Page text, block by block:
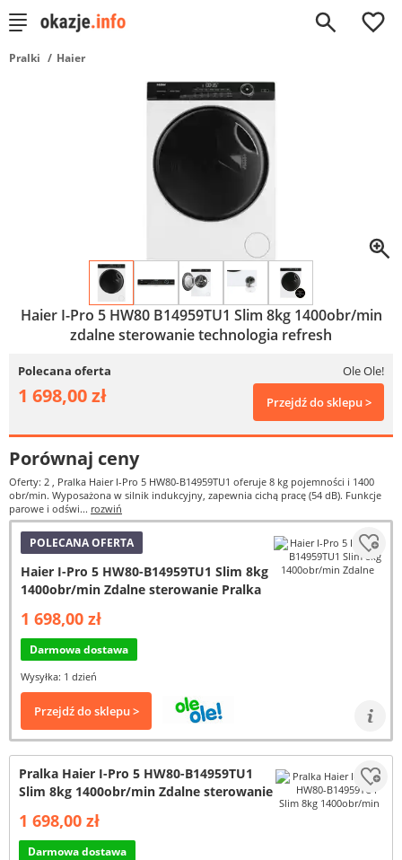
0
Pralki Haier
Haier I-Pro 5 HW80 B14959TU1 Slim 8kg 1400obr/min
zdalne sterowanie technologia refresh
Polecana oferta Ole Ole!
1 698,00 zł Przejdź do sklepu >
Porównaj ceny
Oferty: 2 , Pralka Haier I-Pro 5 HW80-B14959TU1 oferuje 8 kg pojemności i 1400
obr/min. Wyposażona w silnik indukcyjny, zapewnia cichą pracę (54 dB). Funkcje
parowe i odświ... rozwiń
POLECANA OFERTA
Haier I-Pro 5 HW80-B14959TU1 Slim 8kg
1400obr/min Zdalne sterowanie Pralka
1 698,00 zł
Darmowa dostawa
Wysyłka: 1 dzień
Przejdź do sklepu >
Pralka Haier I-Pro 5 HW80-B14959TU1
Slim 8kg 1400obr/min Zdalne sterowanie
1 698,00 zł
Darmowa dostawa